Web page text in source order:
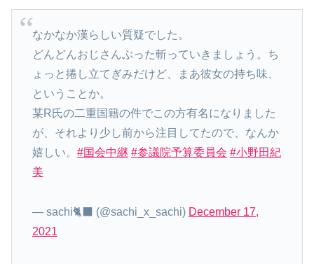
なかなか漢らしい質疑でした。
どんどんおじさんぶった斬っていきましょう。ち
ょっと捲し立てぎみだけど、まあ彼女の持ち味、
ということか。
某R氏の二重国籍の件でこの方有名になりました
が、それより少し前から注目してたので、なんか
嬉しい。 #国会中継 #参議院予算委員会 #小野田紀
美
— sachi🐈‍⬛ (@sachi_x_sachi) December 17,
2021